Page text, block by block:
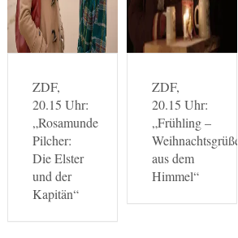
ZDF,
20.15 Uhr:
„Rosamunde
Pilcher:
Die Elster
und der
Kapitän“
ZDF,
20.15 Uhr:
„Frühling –
Weihnachtsgrüße
aus dem
Himmel“